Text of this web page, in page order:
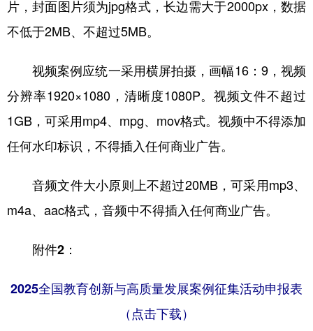
片，封面图片须为jpg格式，长边需大于2000px，数据
不低于2MB、不超过5MB。
视频案例应统一采用横屏拍摄，画幅16：9，视频
分辨率1920×1080，清晰度1080P。视频文件不超过
1GB，可采用mp4、mpg、mov格式。视频中不得添加
任何水印标识，不得插入任何商业广告。
音频文件大小原则上不超过20MB，可采用mp3、
m4a、aac格式，音频中不得插入任何商业广告。
附件2：
2025全国教育创新与高质量发展案例征集活动申报表
（点击下载）